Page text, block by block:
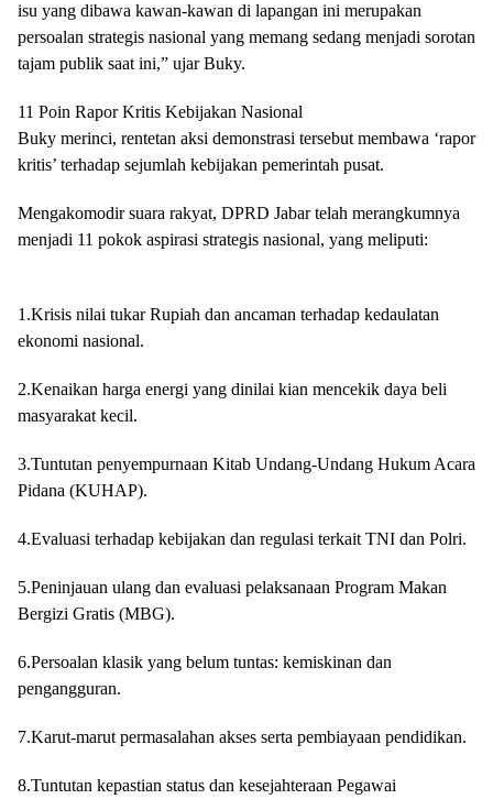
isu yang dibawa kawan-kawan di lapangan ini merupakan
persoalan strategis nasional yang memang sedang menjadi sorotan
tajam publik saat ini,” ujar Buky.
​11 Poin Rapor Kritis Kebijakan Nasional
​Buky merinci, rentetan aksi demonstrasi tersebut membawa ‘rapor
kritis’ terhadap sejumlah kebijakan pemerintah pusat.
Mengakomodir suara rakyat, DPRD Jabar telah merangkumnya
menjadi 11 pokok aspirasi strategis nasional, yang meliputi:
1.Krisis nilai tukar Rupiah dan ancaman terhadap kedaulatan
ekonomi nasional.
2.Kenaikan harga energi yang dinilai kian mencekik daya beli
masyarakat kecil.
​3.Tuntutan penyempurnaan Kitab Undang-Undang Hukum Acara
Pidana (KUHAP).
​4.Evaluasi terhadap kebijakan dan regulasi terkait TNI dan Polri.
​5.Peninjauan ulang dan evaluasi pelaksanaan Program Makan
Bergizi Gratis (MBG).
​6.Persoalan klasik yang belum tuntas: kemiskinan dan
pengangguran.
​7.Karut-marut permasalahan akses serta pembiayaan pendidikan.
​8.Tuntutan kepastian status dan kesejahteraan Pegawai